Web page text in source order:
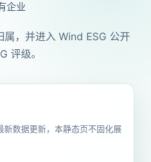
企业
属，并进入 Wind ESG 公开
评级。
新数据更新，本静态页不固化展